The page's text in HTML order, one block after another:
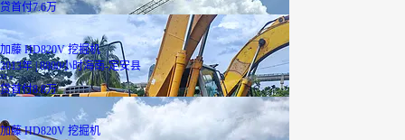
贷首付7.6万
加藤 HD820V 挖掘机
2013年 | 8800小时海南-定安县
22
贷首付8.8万
加藤 HD820V 挖掘机